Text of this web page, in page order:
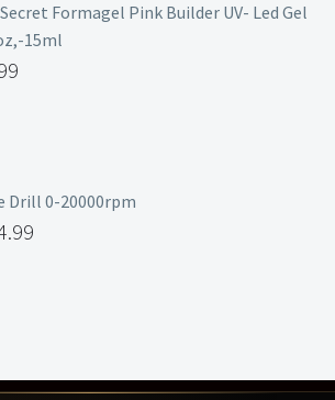
Formagel Pink Builder UV- Led Gel
15ml
Drill 0-20000rpm